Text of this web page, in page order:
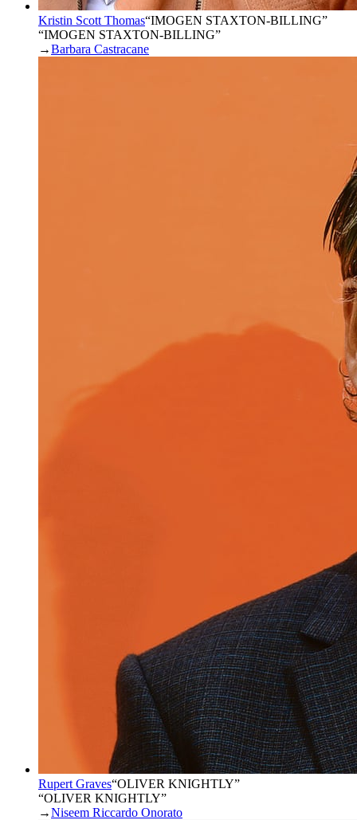
Kristin Scott Thomas“IMOGEN STAXTON-BILLING”
“IMOGEN STAXTON-BILLING”
→Barbara Castracane
Rupert Graves“OLIVER KNIGHTLY”
“OLIVER KNIGHTLY”
→Niseem Riccardo Onorato